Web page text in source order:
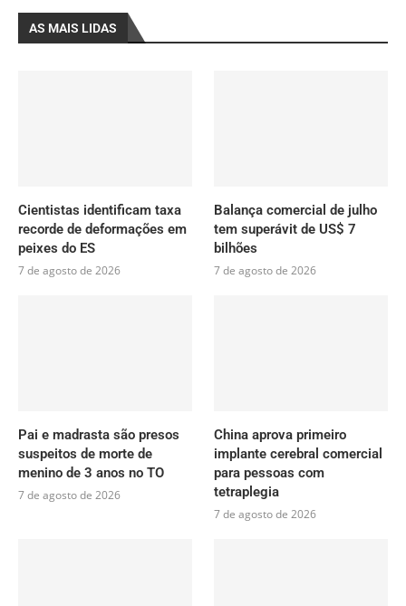
AS MAIS LIDAS
Cientistas identificam taxa
recorde de deformações em
peixes do ES
7 de agosto de 2026
Balança comercial de julho
tem superávit de US$ 7
bilhões
7 de agosto de 2026
Pai e madrasta são presos
suspeitos de morte de
menino de 3 anos no TO
7 de agosto de 2026
China aprova primeiro
implante cerebral comercial
para pessoas com
tetraplegia
7 de agosto de 2026